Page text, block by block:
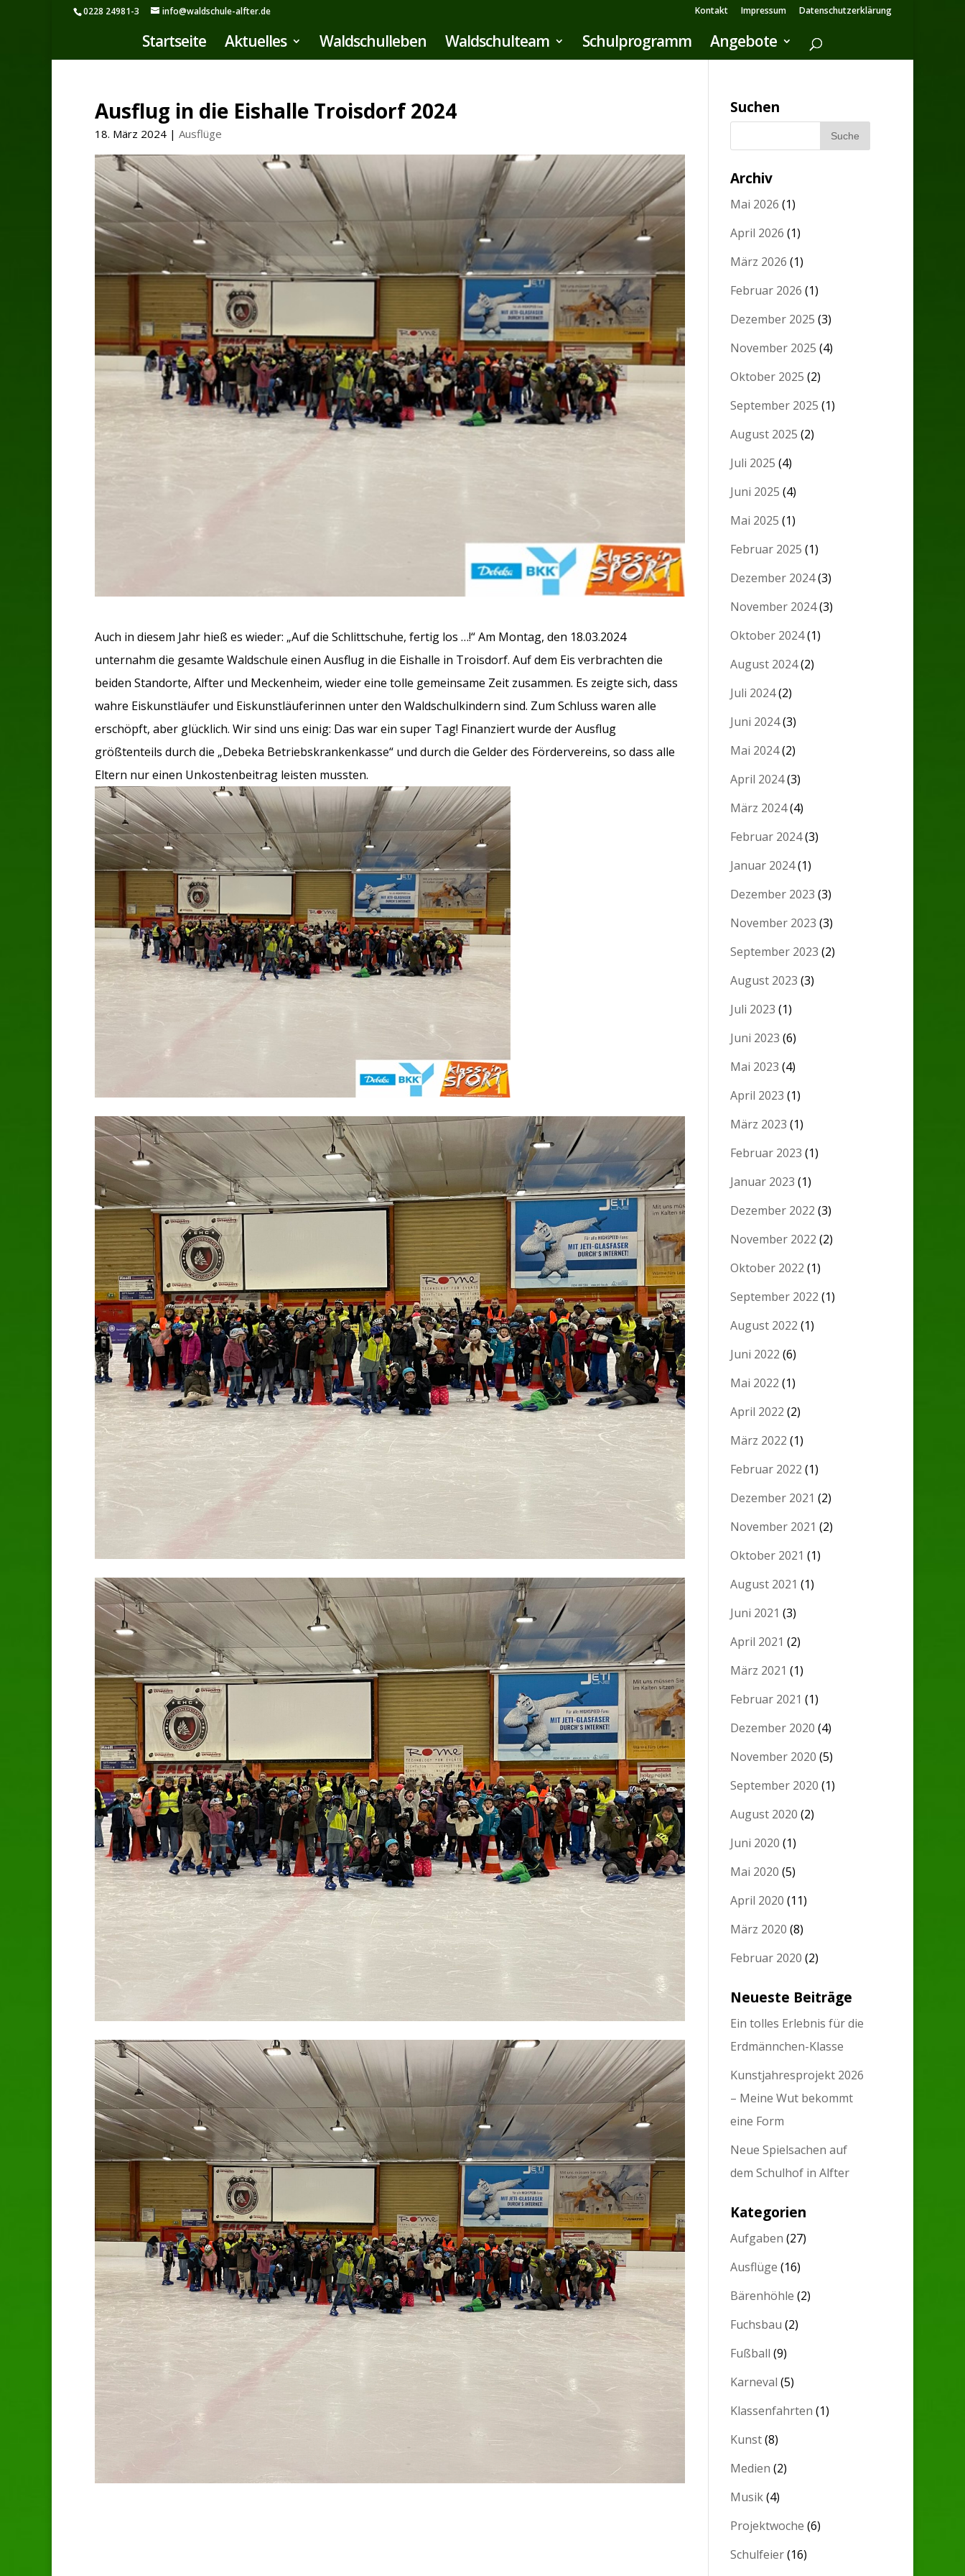
0228 24981-3 info@waldschule-alfter.de Kontakt Impressum Datenschutzerklärung
Startseite Aktuelles Waldschulleben Waldschulteam Schulprogramm Angebote
Ausflug in die Eishalle Troisdorf 2024
18. März 2024 | Ausflüge
Auch in diesem Jahr hieß es wieder: „Auf die Schlittschuhe, fertig los …!“ Am Montag, den 18.03.2024
unternahm die gesamte Waldschule einen Ausflug in die Eishalle in Troisdorf. Auf dem Eis verbrachten die
beiden Standorte, Alfter und Meckenheim, wieder eine tolle gemeinsame Zeit zusammen. Es zeigte sich, dass
wahre Eiskunstläufer und Eiskunstläuferinnen unter den Waldschulkindern sind. Zum Schluss waren alle
erschöpft, aber glücklich. Wir sind uns einig: Das war ein super Tag! Finanziert wurde der Ausflug
größtenteils durch die „Debeka Betriebskrankenkasse“ und durch die Gelder des Fördervereins, so dass alle
Eltern nur einen Unkostenbeitrag leisten mussten.
Suchen
Archiv
Mai 2026 (1)
April 2026 (1)
März 2026 (1)
Februar 2026 (1)
Dezember 2025 (3)
November 2025 (4)
Oktober 2025 (2)
September 2025 (1)
August 2025 (2)
Juli 2025 (4)
Juni 2025 (4)
Mai 2025 (1)
Februar 2025 (1)
Dezember 2024(3)
November 2024(3)
Oktober 2024(1)
August 2024(2)
Juli 2024(2)
Juni 2024(3)
Mai 2024(2)
April 2024(3)
März 2024(4)
Februar 2024(3)
Januar 2024(1)
Dezember 2023 (3)
November 2023 (3)
September 2023 (2)
August 2023 (3)
Juli 2023 (1)
Juni 2023 (6)
Mai 2023 (4)
April 2023 (1)
März 2023 (1)
Februar 2023 (1)
Januar 2023 (1)
Dezember 2022 (3)
November 2022 (2)
Oktober 2022 (1)
September 2022 (1)
August 2022 (1)
Juni 2022 (6)
Mai 2022 (1)
April 2022 (2)
März 2022 (1)
Februar 2022 (1)
Dezember 2021 (2)
November 2021 (2)
Oktober 2021 (1)
August 2021 (1)
Juni 2021 (3)
April 2021 (2)
März 2021 (1)
Februar 2021 (1)
Dezember 2020 (4)
November 2020 (5)
September 2020 (1)
August 2020 (2)
Juni 2020 (1)
Mai 2020 (5)
April 2020 (11)
März 2020 (8)
Februar 2020 (2)
Neueste Beiträge
Ein tolles Erlebnis für die
Erdmännchen-Klasse
Kunstjahresprojekt 2026
– Meine Wut bekommt
eine Form
Neue Spielsachen auf
dem Schulhof in Alfter
Kategorien
Aufgaben (27)
Ausflüge (16)
Bärenhöhle (2)
Fuchsbau (2)
Fußball (9)
Karneval (5)
Klassenfahrten (1)
Kunst(8)
Medien (2)
Musik(4)
Projektwoche (6)
Schulfeier(16)